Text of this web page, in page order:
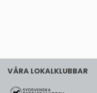
VÅRA LOKALKLUBBAR